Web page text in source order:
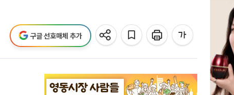
구글 선호매체 추가